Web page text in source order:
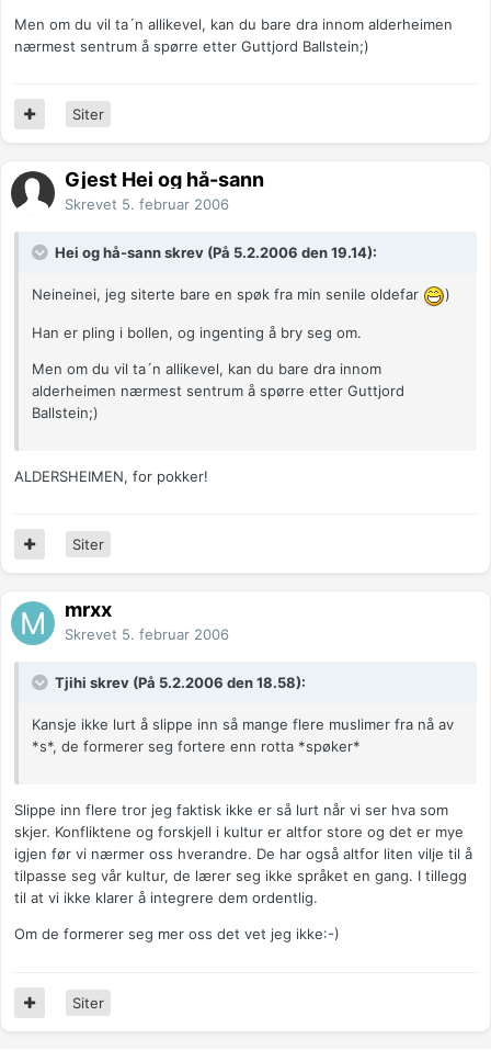
Men om du vil ta´n allikevel, kan du bare dra innom alderheimen
nærmest sentrum å spørre etter Guttjord Ballstein;)
Siter
Gjest Hei og hå-sann
Skrevet 5. februar 2006
Hei og hå-sann skrev (På 5.2.2006 den 19.14):
Neineinei, jeg siterte bare en spøk fra min senile oldefar )
Han er pling i bollen, og ingenting å bry seg om.
Men om du vil ta´n allikevel, kan du bare dra innom
alderheimen nærmest sentrum å spørre etter Guttjord
Ballstein;)
ALDERSHEIMEN, for pokker!
Siter
mrxx
Skrevet 5. februar 2006
Tjihi skrev (På 5.2.2006 den 18.58):
Kansje ikke lurt å slippe inn så mange flere muslimer fra nå av
*s*, de formerer seg fortere enn rotta *spøker*
Slippe inn flere tror jeg faktisk ikke er så lurt når vi ser hva som
skjer. Konfliktene og forskjell i kultur er altfor store og det er mye
igjen før vi nærmer oss hverandre. De har også altfor liten vilje til å
tilpasse seg vår kultur, de lærer seg ikke språket en gang. I tillegg
til at vi ikke klarer å integrere dem ordentlig.
Om de formerer seg mer oss det vet jeg ikke:-)
Siter